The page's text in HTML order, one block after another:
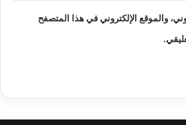
والموقع الإلكتروني في هذا المتصفح